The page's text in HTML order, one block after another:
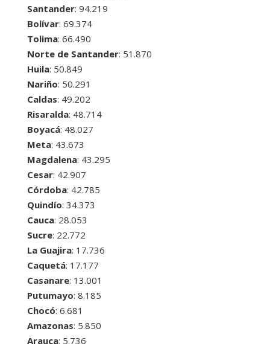
Santander: 94.219
Bolívar: 69.374
Tolima: 66.490
Norte de Santander: 51.870
Huila: 50.849
Nariño: 50.291
Caldas: 49.202
Risaralda: 48.714
Boyacá: 48.027
Meta: 43.673
Magdalena: 43.295
Cesar: 42.907
Córdoba: 42.785
Quindío: 34.373
Cauca: 28.053
Sucre: 22.772
La Guajira: 17.736
Caquetá: 17.177
Casanare: 13.001
Putumayo: 8.185
Chocó: 6.681
Amazonas: 5.850
Arauca: 5.736